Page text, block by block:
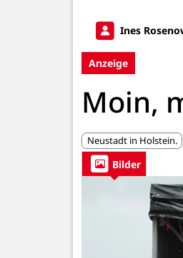
Ines
Anzeige
Moin,
Neustadt in Holstein.
Bilder